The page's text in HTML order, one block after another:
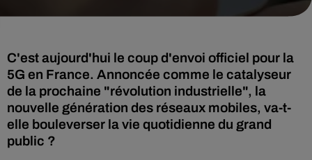
C'est aujourd'hui le coup d'envoi officiel pour la
5G en France. Annoncée comme le catalyseur
de la prochaine "révolution industrielle", la
nouvelle génération des réseaux mobiles, va-t-
elle bouleverser la vie quotidienne du grand
public ?